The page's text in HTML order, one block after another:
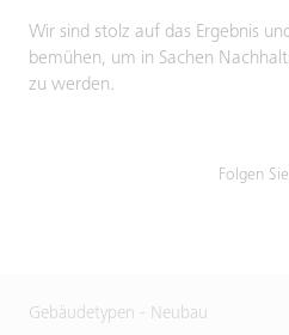
Wir sind stolz auf das Ergebnis
bemühen, um in Sachen
zu werden.
Folgen
Gebäudetypen - Neubau